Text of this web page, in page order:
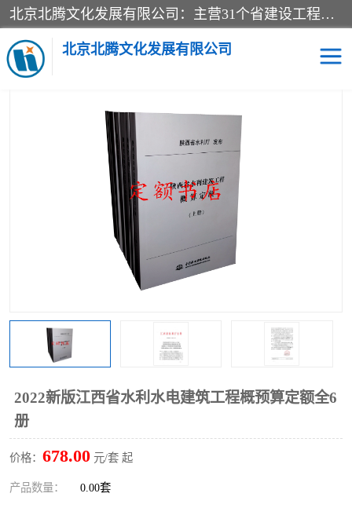
北京北腾文化发展有限公司：主营31个省建设工程预算书,工程预算软件,工程计价依据,工程造价定额,工程量清单计价定额,建设工程量消耗量定额,各行业工程预算定额,铁路定额,电力定额,矿山定额,*,黄金定额,钢铁企业检修定额,中石化安装检修定额,煤矿图书,医院书籍等.诚信的经营，在发展的同时公司不忘不断总结不断优化为客户的服务，和一如既往的热情赢得了新老客户的极高评价及青睐。
北京北腾文化发展有限公司
当前位置：首页>供应商机>江西省建筑工程预算定额> 2022新版
江西省水利水电建筑工程概预算定额全6册
2022新版江西省水利水电建筑工程概预算定额全6
册
价格： 678.00 元/套 起
产品数量： 0.00套
预算定额
煤矿图书
铁路建设工程预算定额
电力行业工程预算定额 石油化工安装预算定额
新石油化工检修定额
石油建设安装工程预算定 长输管道工程检修维修预
山东省工程预算定额
电网技改,拆除,检修定额 炼油化工计价依据定额
信息通信建设工程预算定
额
火力发电机组检修定额
湖北建设工程消耗量定额